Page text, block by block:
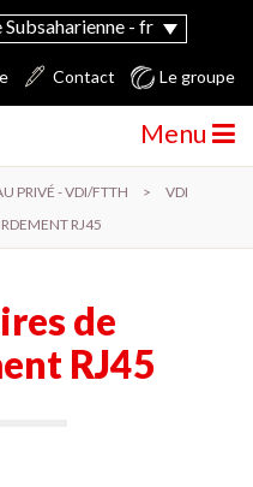
- fr
Le groupe
Contact
Menu
PRIVÉ - VDI/FTTH >
VDI
RJ45
de
RJ45